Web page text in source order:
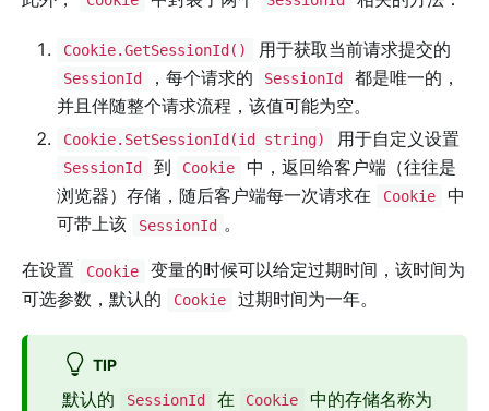
Cookie.GetSessionId() 用于获取当前请求提交的
SessionId ，每个请求的 SessionId
都是唯一的，
并且伴随整个请求流程，该值可能为空。
Cookie.SetSessionId(id string) 用于自定义设置
SessionId 到 Cookie
中，返回给客户端（往往是
浏览器）存储，随后客户端每一次请求在
Cookie
中
可带上该
SessionId 。
在设置 Cookie
变量的时候可以给定过期时间，该时间为
可选参数，默认的
Cookie 过期时间为一年。
TIP
默认的 SessionId 在 Cookie 中的存储名称为